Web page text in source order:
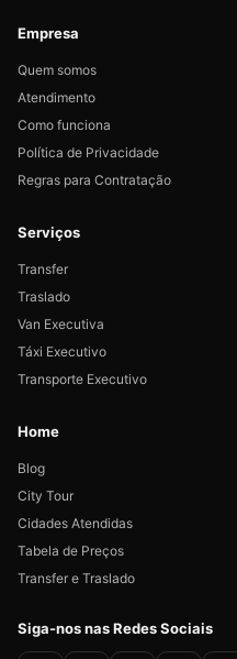
Empresa
Quem somos
Atendimento
Como funciona
Política de Privacidade
Regras para Contratação
Serviços
Transfer
Traslado
Van Executiva
Táxi Executivo
Transporte Executivo
Home
Blog
City Tour
Cidades Atendidas
Tabela de Preços
Transfer e Traslado
Siga-nos nas Redes Sociais